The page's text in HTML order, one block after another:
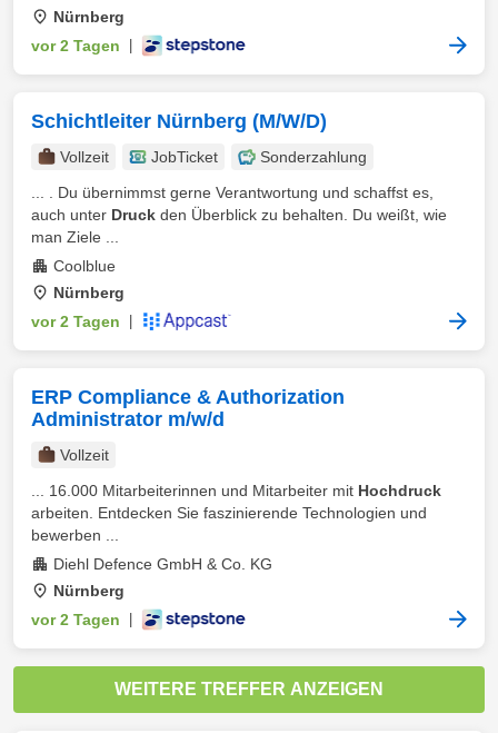
Nürnberg
vor 2 Tagen
Schichtleiter Nürnberg (M/W/D)
Vollzeit JobTicket
Sonderzahlung
... . Du übernimmst gerne Verantwortung und schaffst es,
auch unter Druck den Überblick zu behalten. Du weißt, wie
man Ziele ...
Coolblue
Nürnberg
vor 2 Tagen
ERP Compliance & Authorization
Administrator m/w/d
Vollzeit
... 16.000 Mitarbeiterinnen und Mitarbeiter mit Hochdruck
arbeiten. Entdecken Sie faszinierende Technologien und
bewerben ...
Diehl Defence GmbH & Co. KG
Nürnberg
vor 2 Tagen
WEITERE TREFFER ANZEIGEN